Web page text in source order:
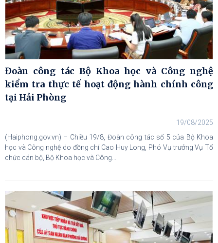
Đoàn công tác Bộ Khoa học và Công nghệ
kiểm tra thực tế hoạt động hành chính công
tại Hải Phòng
19/08/2025
(Haiphong.gov.vn) – Chiều 19/8, Đoàn công tác số 5 của Bộ Khoa
học và Công nghệ do đồng chí Cao Huy Long, Phó Vụ trưởng Vụ Tổ
chức cán bộ, Bộ Khoa học và Công...